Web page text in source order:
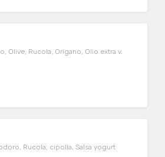
Olive, Rucola, Origano, Olio extra v.
Rucola, cipolla, Salsa yogurt